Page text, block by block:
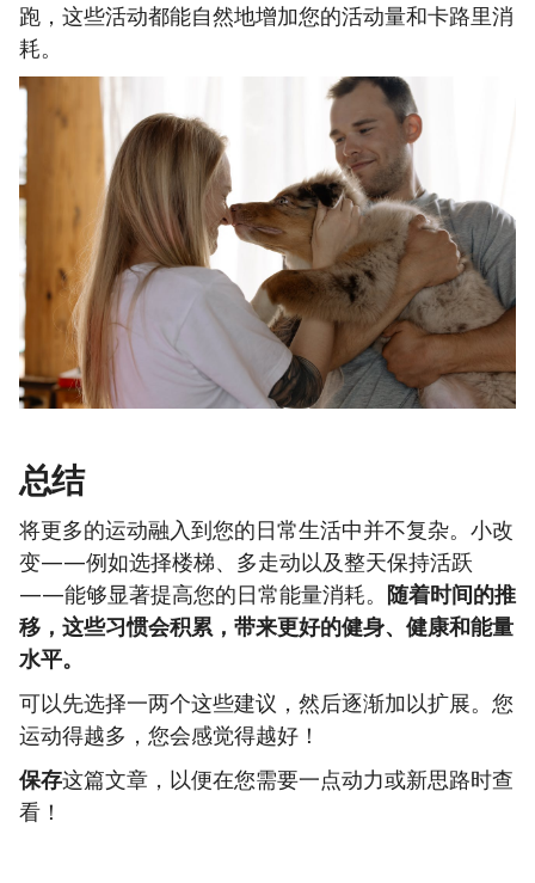
跑，这些活动都能自然地增加您的活动量和卡路里消
耗。
总结
将更多的运动融入到您的日常生活中并不复杂。小改
变——例如选择楼梯、多走动以及整天保持活跃
——能够显著提高您的日常能量消耗。 随着时间的推
移，这些习惯会积累，带来更好的健身、健康和能量
水平。
可以先选择一两个这些建议，然后逐渐加以扩展。您
运动得越多，您会感觉得越好！
保存这篇文章，以便在您需要一点动力或新思路时查
看！